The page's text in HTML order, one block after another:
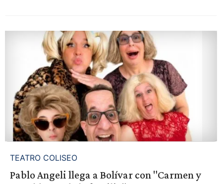
TEATRO COLISEO
Pablo Angeli llega a Bolívar con "Carmen y